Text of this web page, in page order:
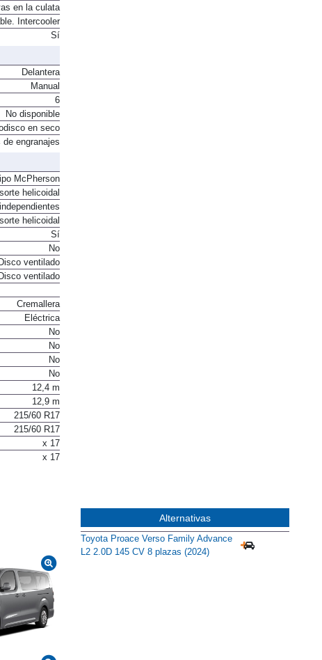
en la culata
Intercooler
Sí
Delantera
Manual
6
No disponible
en seco
de engranajes
McPherson
helicoidal
helicoidal
Sí
No
Disco ventilado
Disco ventilado
Cremallera
Eléctrica
No
No
No
No
12,4 m
12,9 m
215/60 R17
215/60 R17
x 17
x 17
Alternativas
Toyota Proace Verso Family Advance
L2 2.0D 145 CV 8 plazas (2024)